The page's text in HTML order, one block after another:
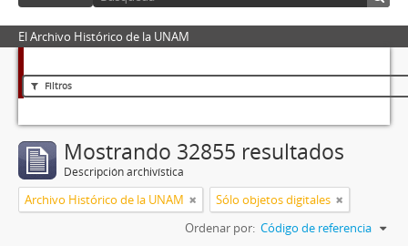
El Archivo Histórico de la UNAM
Filtros
Mostrando 32855 resultados
Descripción archivística
Archivo Histórico de la UNAM
Sólo objetos digitales
Ordenar por: Código de referencia